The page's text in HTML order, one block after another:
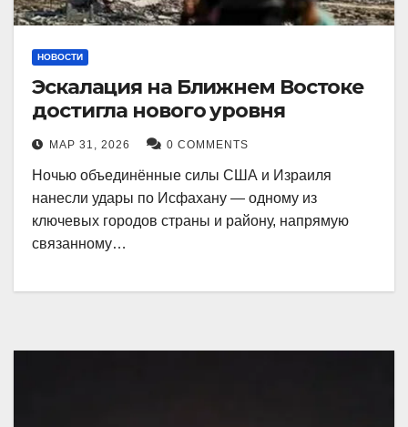
НОВОСТИ
Эскалация на Ближнем Востоке
достигла нового уровня
МАР 31, 2026 0 COMMENTS
Ночью объединённые силы США и Израиля
нанесли удары по Исфахану — одному из
ключевых городов страны и району, напрямую
связанному…